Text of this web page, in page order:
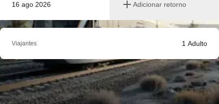
16 ago 2026 Adicionar retorno
Viajantes 1 Adulto